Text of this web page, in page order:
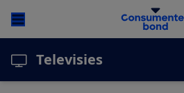
Televisies